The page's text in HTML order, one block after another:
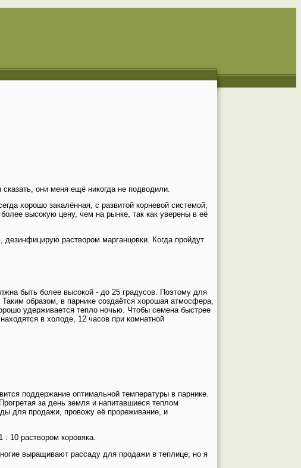
они меня ещё никогда не подводили.
хорошо закалённая, с развитой корневой системой,
высокую цену, чем на рынке, так как уверены в её
раствором марганцовки. Когда пройдут
быть более высокой - до 25 градусов. Поэтому для
образом, в парнике создаётся хорошая атмосфера,
удерживается тепло ночью. Чтобы семена быстрее
в холоде, 12 часов при комнатной
поддержание оптимальной температуры в парнике.
за день земля и напитавшиеся теплом
для продажи, провожу её прореживание, и
10 раствором коровяка.
выращивают рассаду для продажи в теплице, но я